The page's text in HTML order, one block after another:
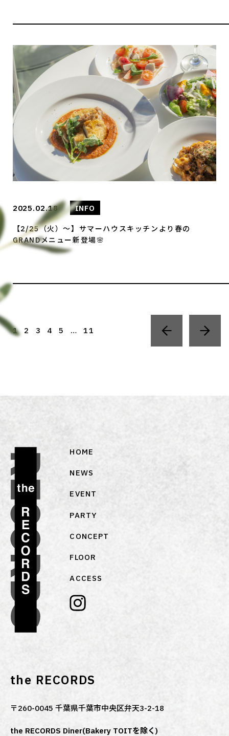
2025.02.18 INFO
【2/25（火）～】サマーハウスキッチンより春の
GRANDメニュー新登場🌸
1 2 3 4 5 … 11
HOME
NEWS
EVENT
PARTY
CONCEPT
FLOOR
ACCESS
the RECORDS
〒260-0045 千葉県千葉市中央区弁天3-2-18
the RECORDS Diner(Bakery TOITを除く)